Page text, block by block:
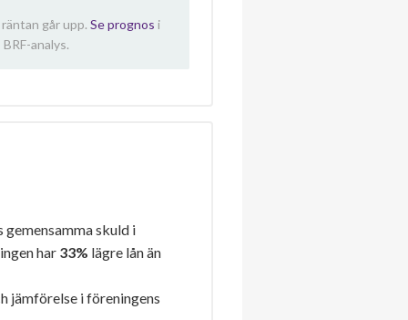
går upp. Se prognos i
analys.
gemensamma skuld i
har 33% lägre lån än
jämförelse i föreningens